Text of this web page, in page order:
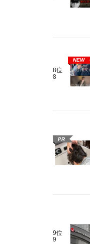
8位
8
NEW
PR
9位
9